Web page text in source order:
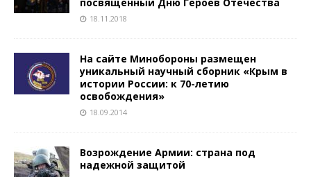
посвящённый Дню Героев Отечества
18.11.2018
На сайте Минобороны размещен
уникальный научный сборник «Крым в
истории России: к 70-летию
освобождения»
18.09.2014
Возрождение Армии: страна под
надежной защитой